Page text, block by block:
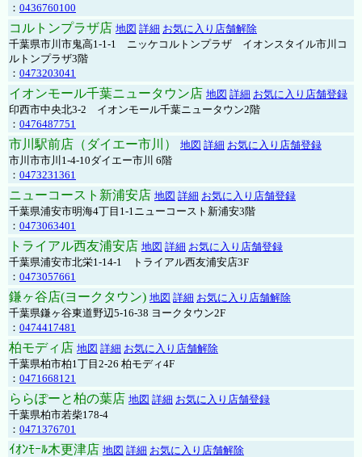
： 0436760100
コルトンプラザ店 地図 詳細 お気に入り店舗解除
千葉県市川市鬼高1-1-1 ニッケコルトンプラザ イオンスタイル市川コ
ルトンプラザ3階
： 0473203041
イオンモール千葉ニュータウン店 地図 詳細 お気に入り店舗登録
印西市中央北3-2 イオンモール千葉ニュータウン2階
： 0476487751
市川駅前店（ダイエー市川） 地図 詳細 お気に入り店舗登録
市川市市川1-4-10ダイエー市川 6階
： 0473231361
ニューコースト新浦安店 地図 詳細 お気に入り店舗登録
千葉県浦安市明海4丁目1-1ニューコースト新浦安3階
： 0473063401
トライアル西友浦安店 地図 詳細 お気に入り店舗登録
千葉県浦安市北栄1-14-1 トライアル西友浦安店3F
： 0473057661
鎌ヶ谷店(ヨークタウン) 地図 詳細 お気に入り店舗解除
千葉県鎌ヶ谷東道野辺5-16-38 ヨークタウン2F
： 0474417481
柏モディ店 地図 詳細 お気に入り店舗解除
千葉県柏市柏1丁目2-26 柏モディ4F
： 0471668121
ららぽーと柏の葉店 地図 詳細 お気に入り店舗登録
千葉県柏市若柴178-4
： 0471376701
ｲｵﾝﾓｰﾙ木更津店 地図 詳細 お気に入り店舗解除